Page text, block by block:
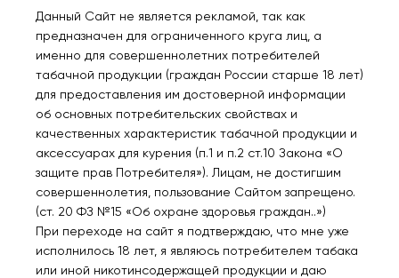
Нет в наличии
VOZOL ALIEN 5000
Карамельный пудинг 2%
600₽
Уведомить
Нет в наличии
VOZOL ALIEN 5000
Имбирный эль 2%
600₽
Уведомить
Данный Сайт не является рекламой, так как
предназначен для ограниченного круга лиц, а
именно для совершеннолетних потребителей
табачной продукции (граждан России старше 18 лет)
для предоставления им достоверной информации
об основных потребительских свойствах и
качественных характеристик табачной продукции и
аксессуарах для курения (п.1 и п.2 ст.10 Закона «О
защите прав Потребителя»). Лицам, не достигшим
совершеннолетия, пользование Сайтом запрещено.
(ст. 20 ФЗ №15 «Об охране здоровья граждан..»)
При переходе на сайт я подтверждаю, что мне уже
исполнилось 18 лет, я являюсь потребителем табака
или иной никотинсодержащей продукции и даю